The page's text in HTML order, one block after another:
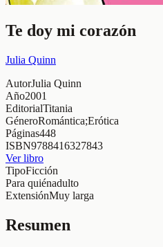
Te doy mi corazón
Julia Quinn
AutorJulia Quinn
Año2001
EditorialTitania
GéneroRomántica;Erótica
Páginas448
ISBN9788416327843
Ver libro
TipoFicción
Para quiénadulto
ExtensiónMuy larga
Resumen